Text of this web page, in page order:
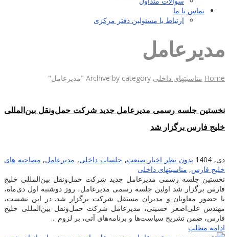
تماس با ما
ارتباط با مسئولین دفتر مرکزی
مدیرعامل
Home مناسبتهای داخلی Archive by category "مدیرعامل"
نخستین جلسه رسمی مدیرعامل جدید شرکت حمل‌ونقل بین‌المللی
خلیج فارس برگزار شد
دی, 1404 بدون نظر اخبار صنعت, جلسات داخلی, مدیرعامل, مصاحبه های
خلیج فارس, مناسبتهای داخلی
نخستین جلسه رسمی مدیرعامل جدید شرکت حمل‌ونقل بین‌المللی خلیج
فارس برگزار شد اولین جلسه رسمی مدیرعامل، روز دوشنبه اول دی‌ماه،
با حضور معاونان و مدیران مستقل شرکت برگزار شد. در این نشست،
مهندس علی‌اصغر حسینی، مدیرعامل شرکت حمل‌ونقل بین‌المللی خلیج
فارس، ضمن تشریح سیاست‌ها و برنامه‌های آتی، بر لزوم ...
ادامه مطلب